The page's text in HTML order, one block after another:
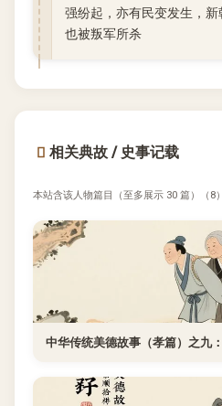
强纷起，亦有民变发生，
也被叛军所杀
相关典故 / 史事记载
本站含该人物篇目（至多展示 30 篇）（8）
中华传统美德故事（孝篇）之九